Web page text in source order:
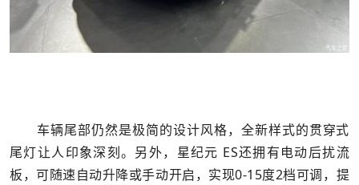
车辆尾部仍然是极简的设计风格，全新样式的贯穿式
尾灯让人印象深刻。另外，星纪元 ES还拥有电动后扰流
板，可随速自动升降或手动开启，实现0-15度2档可调，提